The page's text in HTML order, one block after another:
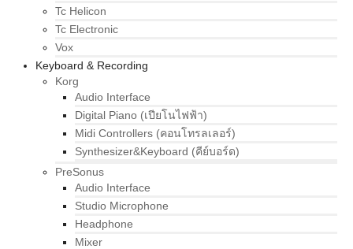
Tc Helicon
Tc Electronic
Vox
Keyboard & Recording
Korg
Audio Interface
Digital Piano (เปียโนไฟฟ้า)
Midi Controllers (คอนโทรลเลอร์)
Synthesizer&Keyboard (คีย์บอร์ด)
PreSonus
Audio Interface
Studio Microphone
Headphone
Mixer